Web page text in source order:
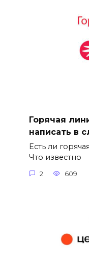
Горячая
написать в
Есть ли
Что известно
2 609